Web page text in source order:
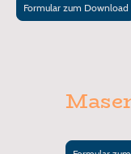
Formular zum Download